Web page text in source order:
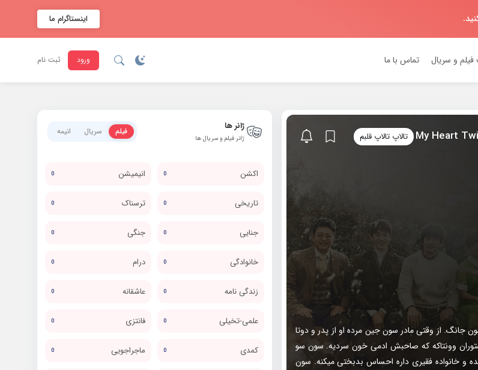
اینستاگرام ما
و سریال تماس با ما ورود ثبت نام
تالاپ تالاپ قلبم
از وقتی مادر سون جین مرده او از پدر و دوتا
وونتاکه که صاحبش ادمی خون سردیه. سون سو
و خانواده فقیری داره احساس بدبختی میکنه. سون
ژانر ها
ژانر فیلم و سریال ها
فیلم سریال انیمه
اکشن 0 انیمیشن 0
تاریخی 0 ترسناک 0
جنایی 0 جنگی 0
خانوادگی 0 درام 0
زندگی نامه 0 عاشقانه 0
علمی-تخیلی 0 فانتزی 0
کمدی 0 ماجراجویی 0